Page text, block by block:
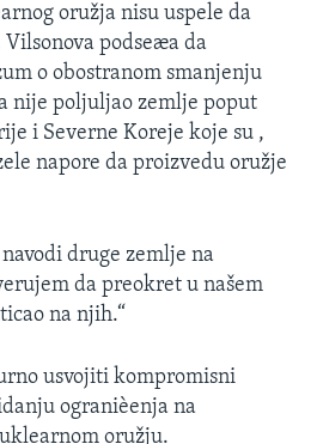
oružja nisu uspele da
podseæa da
o obostranom smanjenju
nije poljuljao zemlje poput
i Severne Koreje koje su ,
napore da proizvedu oružje
druge zemlje na
da preokret u našem
na njih.“
usvojiti kompromisni
ogranièenja na
oružju.